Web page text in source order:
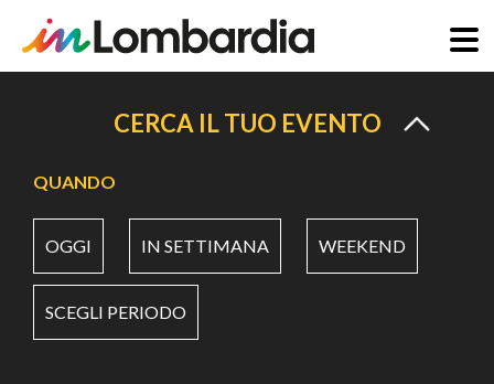
principale
CERCA IL TUO EVENTO
QUANDO
OGGI IN SETTIMANA WEEKEND
SCEGLI PERIODO